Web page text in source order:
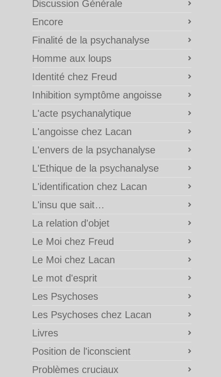
Discussion Générale
Encore
Finalité de la psychanalyse
Homme aux loups
Identité chez Freud
Inhibition symptôme angoisse
L'acte psychanalytique
L'angoisse chez Lacan
L'envers de la psychanalyse
L'Ethique de la psychanalyse
L'identification chez Lacan
L'insu que sait…
La relation d'objet
Le Moi chez Freud
Le Moi chez Lacan
Le mot d'esprit
Les Psychoses
Les Psychoses chez Lacan
Livres
Position de l'iconscient
Problèmes cruciaux